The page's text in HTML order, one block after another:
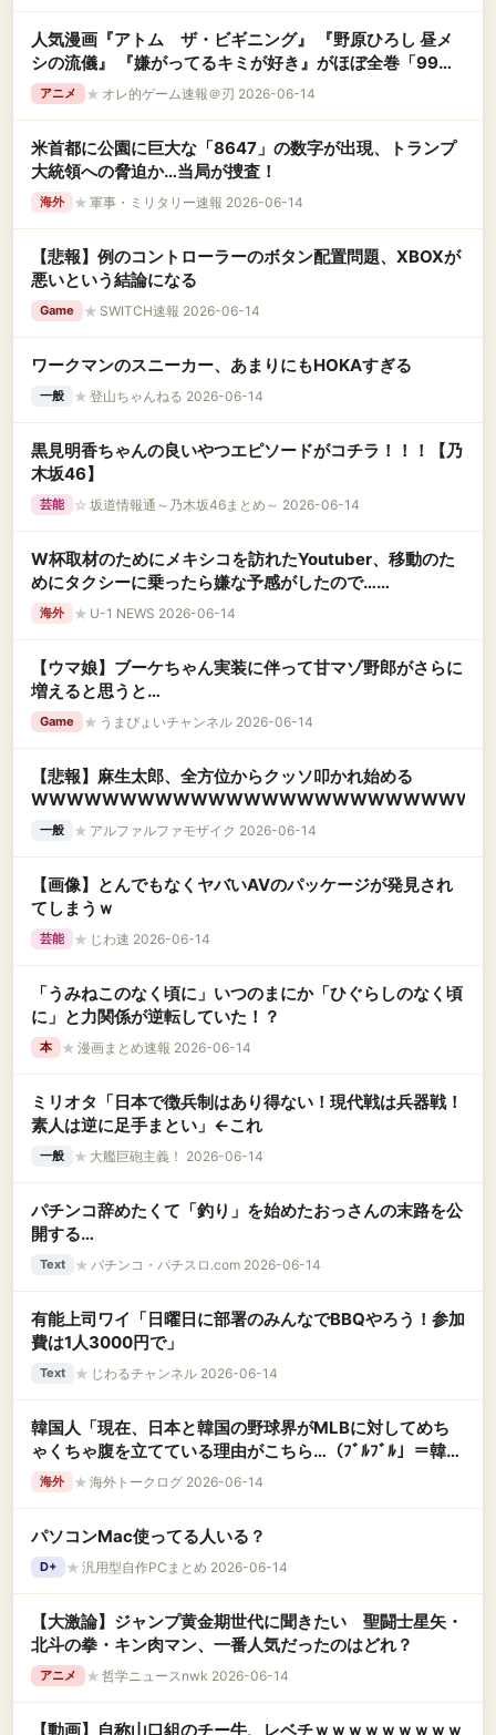
人気漫画『アトム ザ・ビギニング』 『野原ひろし 昼メ
シの流儀』 『嫌がってるキミが好き』がほぼ全巻「99
円」で買える激安セール開催！！このチャンスを見逃す
な！！
アニメ ★ オレ的ゲーム速報＠刃 2026-06-14
米首都に公園に巨大な「8647」の数字が出現、トランプ
大統領への脅迫か…当局が捜査！
海外 ★ 軍事・ミリタリー速報 2026-06-14
【悲報】例のコントローラーのボタン配置問題、XBOXが
悪いという結論になる
Game ★ SWITCH速報 2026-06-14
ワークマンのスニーカー、あまりにもHOKAすぎる
一般 ★ 登山ちゃんねる 2026-06-14
黒見明香ちゃんの良いやつエピソードがコチラ！！！【乃
木坂46】
芸能 ☆ 坂道情報通～乃木坂46まとめ～ 2026-06-14
W杯取材のためにメキシコを訪れたYoutuber、移動のた
めにタクシーに乗ったら嫌な予感がしたので……
海外 ★ U-1 NEWS 2026-06-14
【ウマ娘】ブーケちゃん実装に伴って甘マゾ野郎がさらに
増えると思うと…
Game ★ うまぴょいチャンネル 2026-06-14
【悲報】麻生太郎、全方位からクッソ叩かれ始める
一般 ★ アルファルファモザイク 2026-06-14
【画像】とんでもなくヤバいAVのパッケージが発見され
てしまうｗ
芸能 ★ じわ速 2026-06-14
「うみねこのなく頃に」いつのまにか「ひぐらしのなく頃
に」と力関係が逆転していた！？
本 ★ 漫画まとめ速報 2026-06-14
ミリオタ「日本で徴兵制はあり得ない！現代戦は兵器戦！
素人は逆に足手まとい」←これ
一般 ★ 大艦巨砲主義！ 2026-06-14
パチンコ辞めたくて「釣り」を始めたおっさんの末路を公
開する…
Text ★ パチンコ・パチスロ.com 2026-06-14
有能上司ワイ「日曜日に部署のみんなでBBQやろう！参加
費は1人3000円で」
Text ★ じわるチャンネル 2026-06-14
韓国人「現在、日本と韓国の野球界がMLBに対してめち
ゃくちゃ腹を立てている理由がこちら…（ﾌﾞﾙﾌﾞﾙ」＝韓国
の反応
海外 ★ 海外トークログ 2026-06-14
パソコンMac使ってる人いる？
D+ ★ 汎用型自作PCまとめ 2026-06-14
【大激論】ジャンプ黄金期世代に聞きたい 聖闘士星矢・
北斗の拳・キン肉マン、一番人気だったのはどれ？
アニメ ★ 哲学ニュースnwk 2026-06-14
【動画】自称山口組のチー牛、レベチｗｗｗｗｗｗｗｗｗ